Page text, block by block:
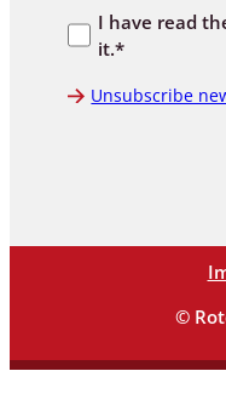
I have read
it.*
Unsubscribe
©